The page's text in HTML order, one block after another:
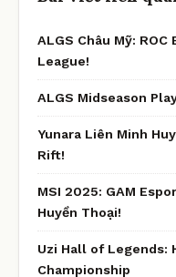
ALGS Châu Mỹ:
League!
ALGS Midseason
Yunara Liên Minh
Rift!
MSI 2025: GAM
Huyền Thoại!
Uzi Hall of Legends:
Championship